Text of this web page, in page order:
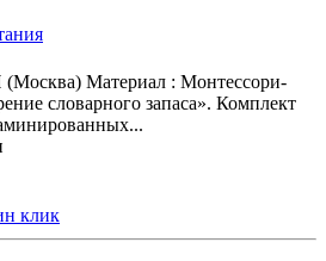
Материал : Монтессори-
словарного запаса». Комплект
клик